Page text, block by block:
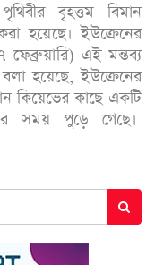
বৃহত্তম বিমান
হয়েছে। ইউক্রেনের
ফেব্রুয়ারি) এই মন্তব্য
হয়েছে, ইউক্রেনের
কিয়েভের কাছে একটি
সময় পুড়ে গেছে।